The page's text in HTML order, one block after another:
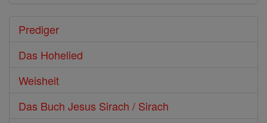
Prediger
Das Hohelied
Weisheit
Das Buch Jesus Sirach / Sirach